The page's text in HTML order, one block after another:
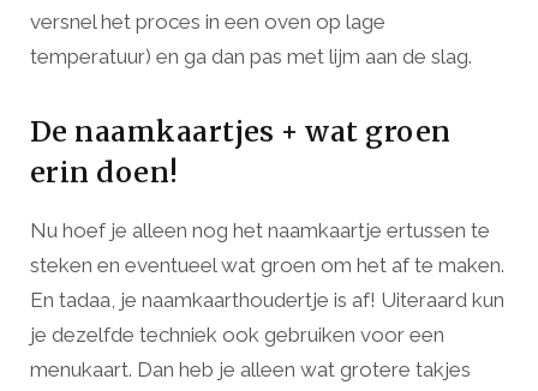
versnel het proces in een oven op lage
temperatuur) en ga dan pas met lijm aan de slag.
De naamkaartjes + wat groen
erin doen!
Nu hoef je alleen nog het naamkaartje ertussen te
steken en eventueel wat groen om het af te maken.
En tadaa, je naamkaarthoudertje is af! Uiteraard kun
je dezelfde techniek ook gebruiken voor een
menukaart. Dan heb je alleen wat grotere takjes